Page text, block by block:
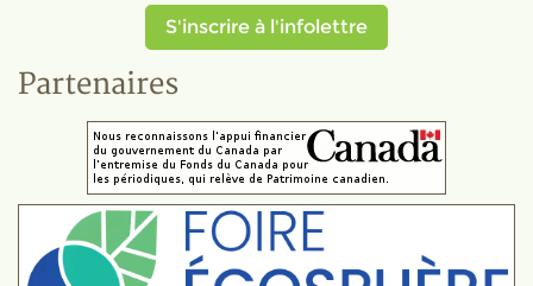
S'inscrire à l'infolettre
Partenaires